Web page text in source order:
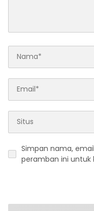
Simpan nama,
peramban ini untuk